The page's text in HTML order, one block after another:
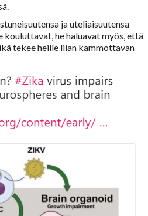
ja uteliaisuutensa
kouluttavat, he haluavat myös, että
tekee heille liian kammottavan